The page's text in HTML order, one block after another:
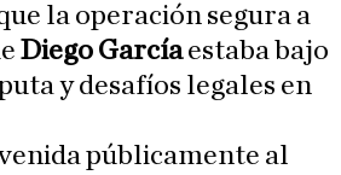
la operación segura a
Diego Garcíaestaba bajo
y desafíos legales en
públicamente al